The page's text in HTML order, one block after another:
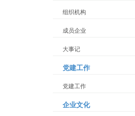
组织机构
成员企业
大事记
党建工作
党建工作
企业文化